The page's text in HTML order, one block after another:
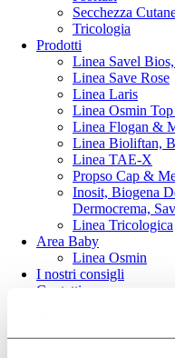
Secchezza
Tricologia
Prodotti
Linea Savel
Linea Save Rose
Linea Laris
Linea Osmin
Linea Flogan &
Linea Bioliftan,
Linea TAE-X
Propso Cap &
Inosit, Biogena
Dermocrema,
Linea Tricologica
Area Baby
Linea Osmin
I nostri consigli
Contatti